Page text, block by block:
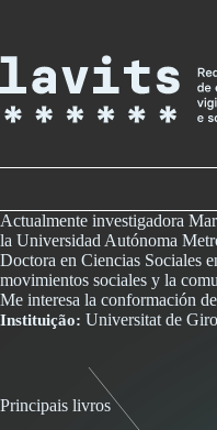
Actualmente investigadora
la Universidad Autónoma
Doctora en Ciencias Sociales
movimientos sociales y la
Me interesa la conformación
Instituição: Universitat de
Principais livros